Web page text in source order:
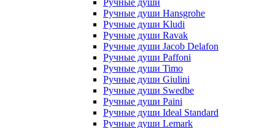
Ручные души
Ручные души Hansgrohe
Ручные души Kludi
Ручные души Ravak
Ручные души Jacob Delafon
Ручные души Paffoni
Ручные души Timo
Ручные души Giulini
Ручные души Swedbe
Ручные души Paini
Ручные души Ideal Standard
Ручные души Lemark